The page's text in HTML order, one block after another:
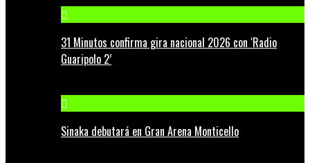
31 Minutos confirma gira nacional 2026 con ‘Radio
Guaripolo 2’
Sinaka debutará en Gran Arena Monticello